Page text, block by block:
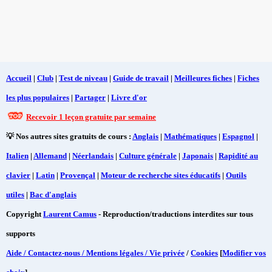
Accueil | Club | Test de niveau | Guide de travail | Meilleures fiches | Fiches
les plus populaires | Partager | Livre d'or
Recevoir 1 leçon gratuite par semaine
💡 Nos autres sites gratuits de cours : Anglais | Mathématiques | Espagnol |
Italien | Allemand | Néerlandais | Culture générale | Japonais | Rapidité au
clavier | Latin | Provençal | Moteur de recherche sites éducatifs | Outils
utiles | Bac d'anglais
CopyrightLaurent Camus - Reproduction/traductions interdites sur tous
supports
Aide / Contactez-nous / Mentions légales / Vie privée / Cookies [Modifier vos